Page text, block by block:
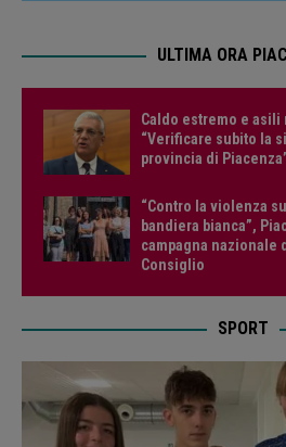
ULTIMA ORA
Caldo estremo e
“Verificare subito la
provincia di
“Contro la violenza
bandiera bianca”,
campagna nazionale
Consiglio
SPORT